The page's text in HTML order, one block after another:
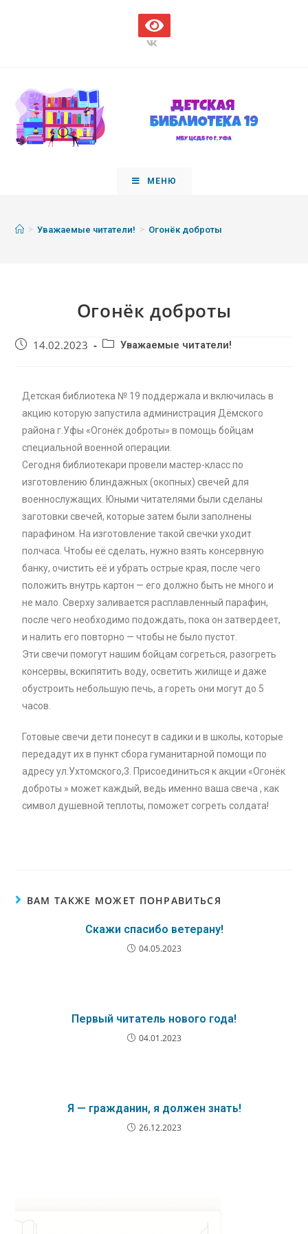
МЕНЮ
> Уважаемые читатели! > Огонёк доброты
Огонёк доброты
14.02.2023 Уважаемые читатели!
Детская библиотека № 19 поддержала и включилась в
акцию которую запустила администрация Дёмского
района г.Уфы «Огонёк доброты» в помощь бойцам
специальной военной операции.
Сегодня библиотекари провели мастер-класс по
изготовлению блиндажных (окопных) свечей для
военнослужащих. Юными читателями были сделаны
заготовки свечей, которые затем были заполнены
парафином. На изготовление такой свечки уходит
полчаса. Чтобы её сделать, нужно взять консервную
банку, очистить её и убрать острые края, после чего
положить внутрь картон — его должно быть не много и
не мало. Сверху заливается расплавленный парафин,
после чего необходимо подождать, пока он затвердеет,
и налить его повторно — чтобы не было пустот.
Эти свечи помогут нашим бойцам согреться, разогреть
консервы, вскипятить воду, осветить жилище и даже
обустроить небольшую печь, а гореть они могут до 5
часов.
Готовые свечи дети понесут в садики и в школы, которые
передадут их в пункт сбора гуманитарной помощи по
адресу ул.Ухтомского,3. Присоединиться к акции «Огонёк
доброты » может каждый, ведь именно ваша свеча , как
символ душевной теплоты, поможет согреть солдата!
ВАМ ТАКЖЕ МОЖЕТ ПОНРАВИТЬСЯ
Скажи спасибо ветерану!
04.05.2023
Первый читатель нового года!
04.01.2023
Я — гражданин, я должен знать!
26.12.2023